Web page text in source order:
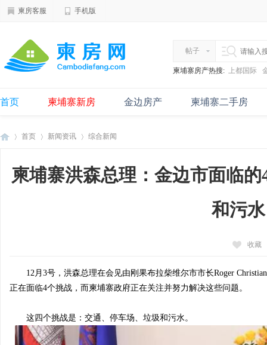
柬房客服 手机版
帖子
柬埔寨房产热搜: 上都国际
首页 柬埔寨新房 金边房产 柬埔寨二手房
首页 新闻资讯 综合新闻
柬埔寨洪森总理：金边市面临
和污
收藏
12月3号，洪森总理在会见由刚果布拉柴维尔市市长Roger
正在面临4个挑战，而柬埔寨政府正在关注并努力解决这些问题。
这四个挑战是：交通、停车场、垃圾和污水。